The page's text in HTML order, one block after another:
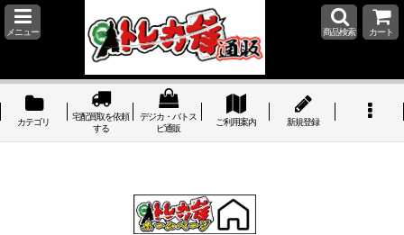
メニュー 商品検索 カート
カテゴリ
宅配買取を依頼
する
デジカ・バトス
ピ通販
ご利用案内 新規登録